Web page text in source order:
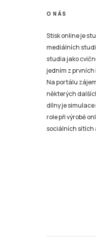
studia jako
Na portálu
některých
dílny je
role při výrobě
sociálních